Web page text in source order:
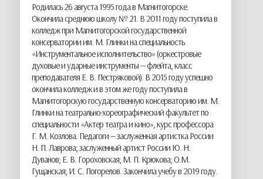
Родилась 26 августа 1995 года в Магнитогорске.
Окончила среднюю школу № 21. В 2011 году поступила в
колледж при Магнитогорской государственной
консерватории им. М. Глинки на специальность
«Инструментальное исполнительство» (оркестровые
духовые и ударные инструменты — флейта, класс
преподавателя Е. В. Пестряковой). В 2015 году успешно
окончила колледж и в этом же году поступила в
Магнитогорскую государственную консерваторию им. М.
Глинки на театрально-хореографический факультет по
специальности «Актер театра и кино», курс профессора
Г. М. Козлова. Педагоги — заслуженная артистка России
Н. П. Лаврова; заслуженный артист России Ю. Н.
Дуванов; Е. В. Гороховская; М. П. Крюкова; О.М.
Гущанская; И. С. Погорелов. Закончила учебу в 2019 году.